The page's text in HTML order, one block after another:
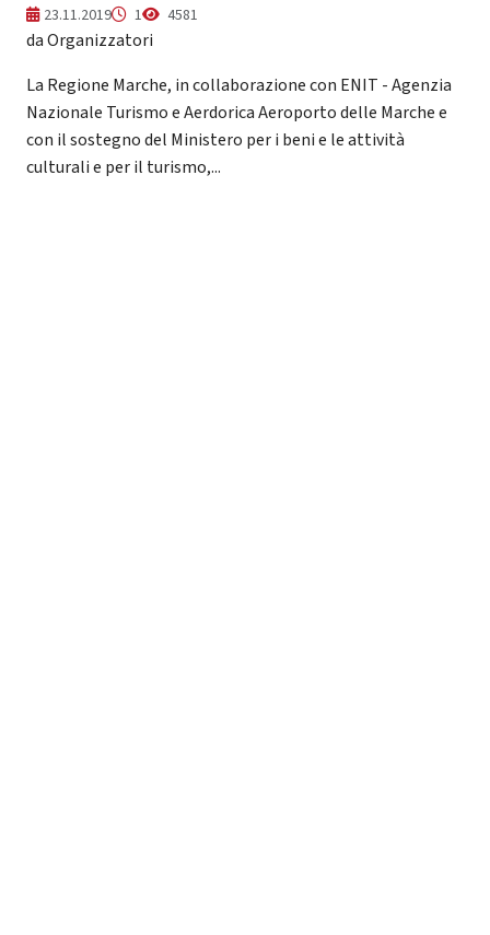
23.11.2019 1 4581
da Organizzatori
La Regione Marche, in collaborazione con ENIT - Agenzia
Nazionale Turismo e Aerdorica Aeroporto delle Marche e
con il sostegno del Ministero per i beni e le attività
culturali e per il turismo,...